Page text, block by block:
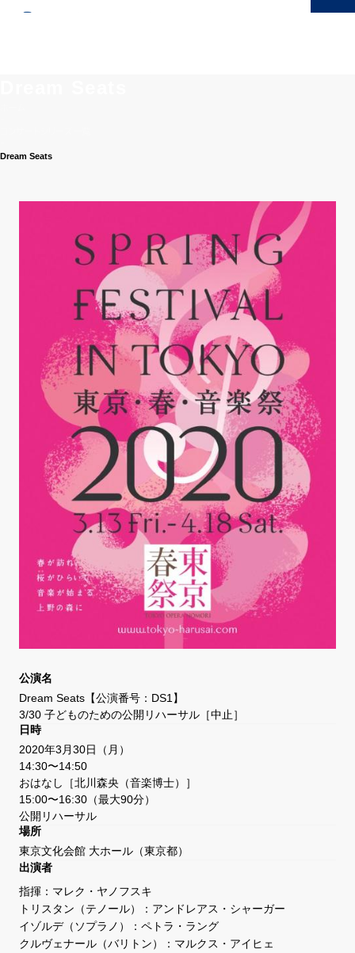
Dream Seats
公演名
Dream Seats【公演番号：DS1】
3/30 子どものための公開リハーサル［中止］
日時
2020年3月30日（月）
14:30〜14:50
おはなし［北川森央（音楽博士）］
15:00〜16:30（最大90分）
公開リハーサル
場所
東京文化会館 大ホール （東京都）
出演者
指揮：マレク・ヤノフスキ
トリスタン（テノール）：アンドレアス・シャーガー
イゾルデ（ソプラノ）：ペトラ・ラング
クルヴェナール（バリトン）：マルクス・アイヒェ